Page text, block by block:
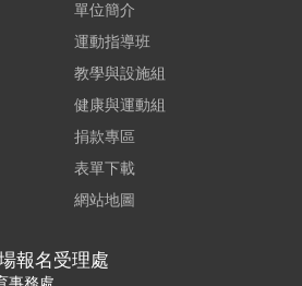
單位簡介
運動指導班
教學與設施組
健康與運動組
捐款專區
表單下載
網站地圖
報名受理處